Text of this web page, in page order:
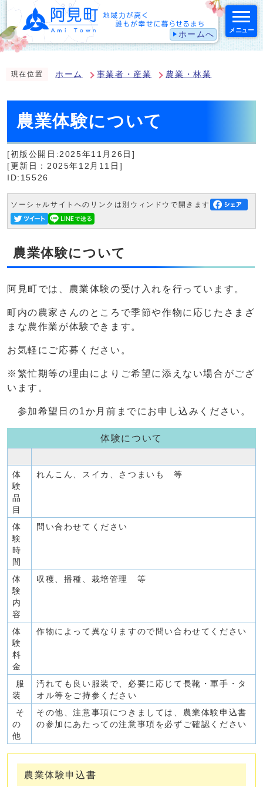
ホームへ メニュー
現在位置 ホーム 事業者・産業 農業・林業
農業体験について
[初版公開日:2025年11月26日]
[更新日：2025年12月11日]
ID:15526
ソーシャルサイトへのリンクは別ウィンドウで開きます
農業体験について
阿見町では、農業体験の受け入れを行っています。
町内の農家さんのところで季節や作物に応じたさまざ
まな農作業が体験できます。
お気軽にご応募ください。
※繁忙期等の理由によりご希望に添えない場合がござ
います。
参加希望日の1か月前までにお申し込みください。
体験について
体
験
品
目
れんこん、スイカ、さつまいも 等
体
験
時
間
問い合わせてください
体
験
内
容
収穫、播種、栽培管理 等
体
験
料
金
作物によって異なりますので問い合わせてください
服
装
汚れても良い服装で、必要に応じて長靴・軍手・タ
オル等をご持参ください
そ
の
他
その他、注意事項につきましては、農業体験申込書
の参加にあたっての注意事項を必ずご確認ください
農業体験申込書